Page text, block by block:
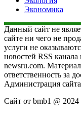
Экономика
Данный сайт не
сайте ни чего не
услуги не
новостей RSS
newsru.com.
ответственность за
Администрация сайта
Сайт от bmb1 @ 2024